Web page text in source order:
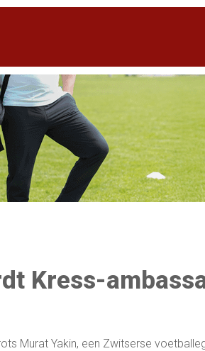
Kress-
Murat Yakin, een Zwitserse